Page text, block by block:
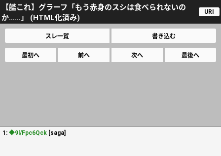
【艦これ】グラーフ「もう赤身のスシは食べられないの
か……」 (HTML化済み)
URI
スレ一覧 書き込む
最初へ 前へ 次へ 最後へ
1: ◆9l/Fpc6Qck [saga]